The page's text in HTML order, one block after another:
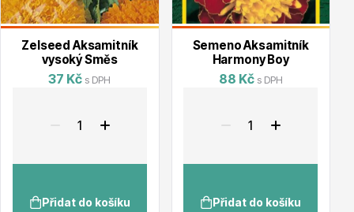
Nářadí, příslušenství
Postřiky, přípravky
Zelseed Aksamitník
vysoký Směs
37 Kč s DPH
Přidat do košíku
Semeno Aksamitník
Harmony Boy
88 Kč s DPH
Přidat do košíku